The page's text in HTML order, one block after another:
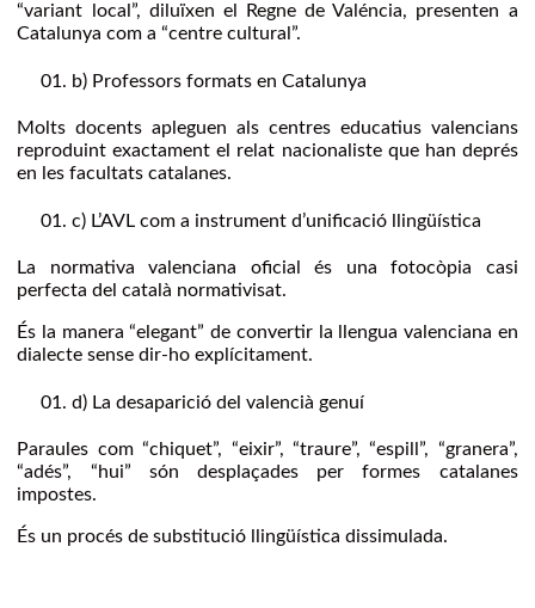
“variant local”, diluïxen el Regne de Valéncia, presenten a
Catalunya com a “centre cultural”.
b) Professors formats en Catalunya
Molts docents apleguen als centres educatius valencians
reproduint exactament el relat nacionaliste que han deprés
en les facultats catalanes.
c) L’AVL com a instrument d’unificació llingüística
La normativa valenciana oficial és una fotocòpia casi
perfecta del català normativisat.
És la manera “elegant” de convertir la llengua valenciana en
dialecte sense dir-ho explícitament.
d) La desaparició del valencià genuí
Paraules com “chiquet”, “eixir”, “traure”, “espill”, “granera”,
“adés”, “hui” són desplaçades per formes catalanes
impostes.
És un procés de substitució llingüística dissimulada.